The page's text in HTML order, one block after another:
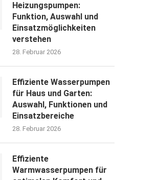
Heizungspumpen:
Funktion, Auswahl und
Einsatzmöglichkeiten
verstehen
28. Februar 2026
Effiziente Wasserpumpen
für Haus und Garten:
Auswahl, Funktionen und
Einsatzbereiche
28. Februar 2026
Effiziente
Warmwasserpumpen für